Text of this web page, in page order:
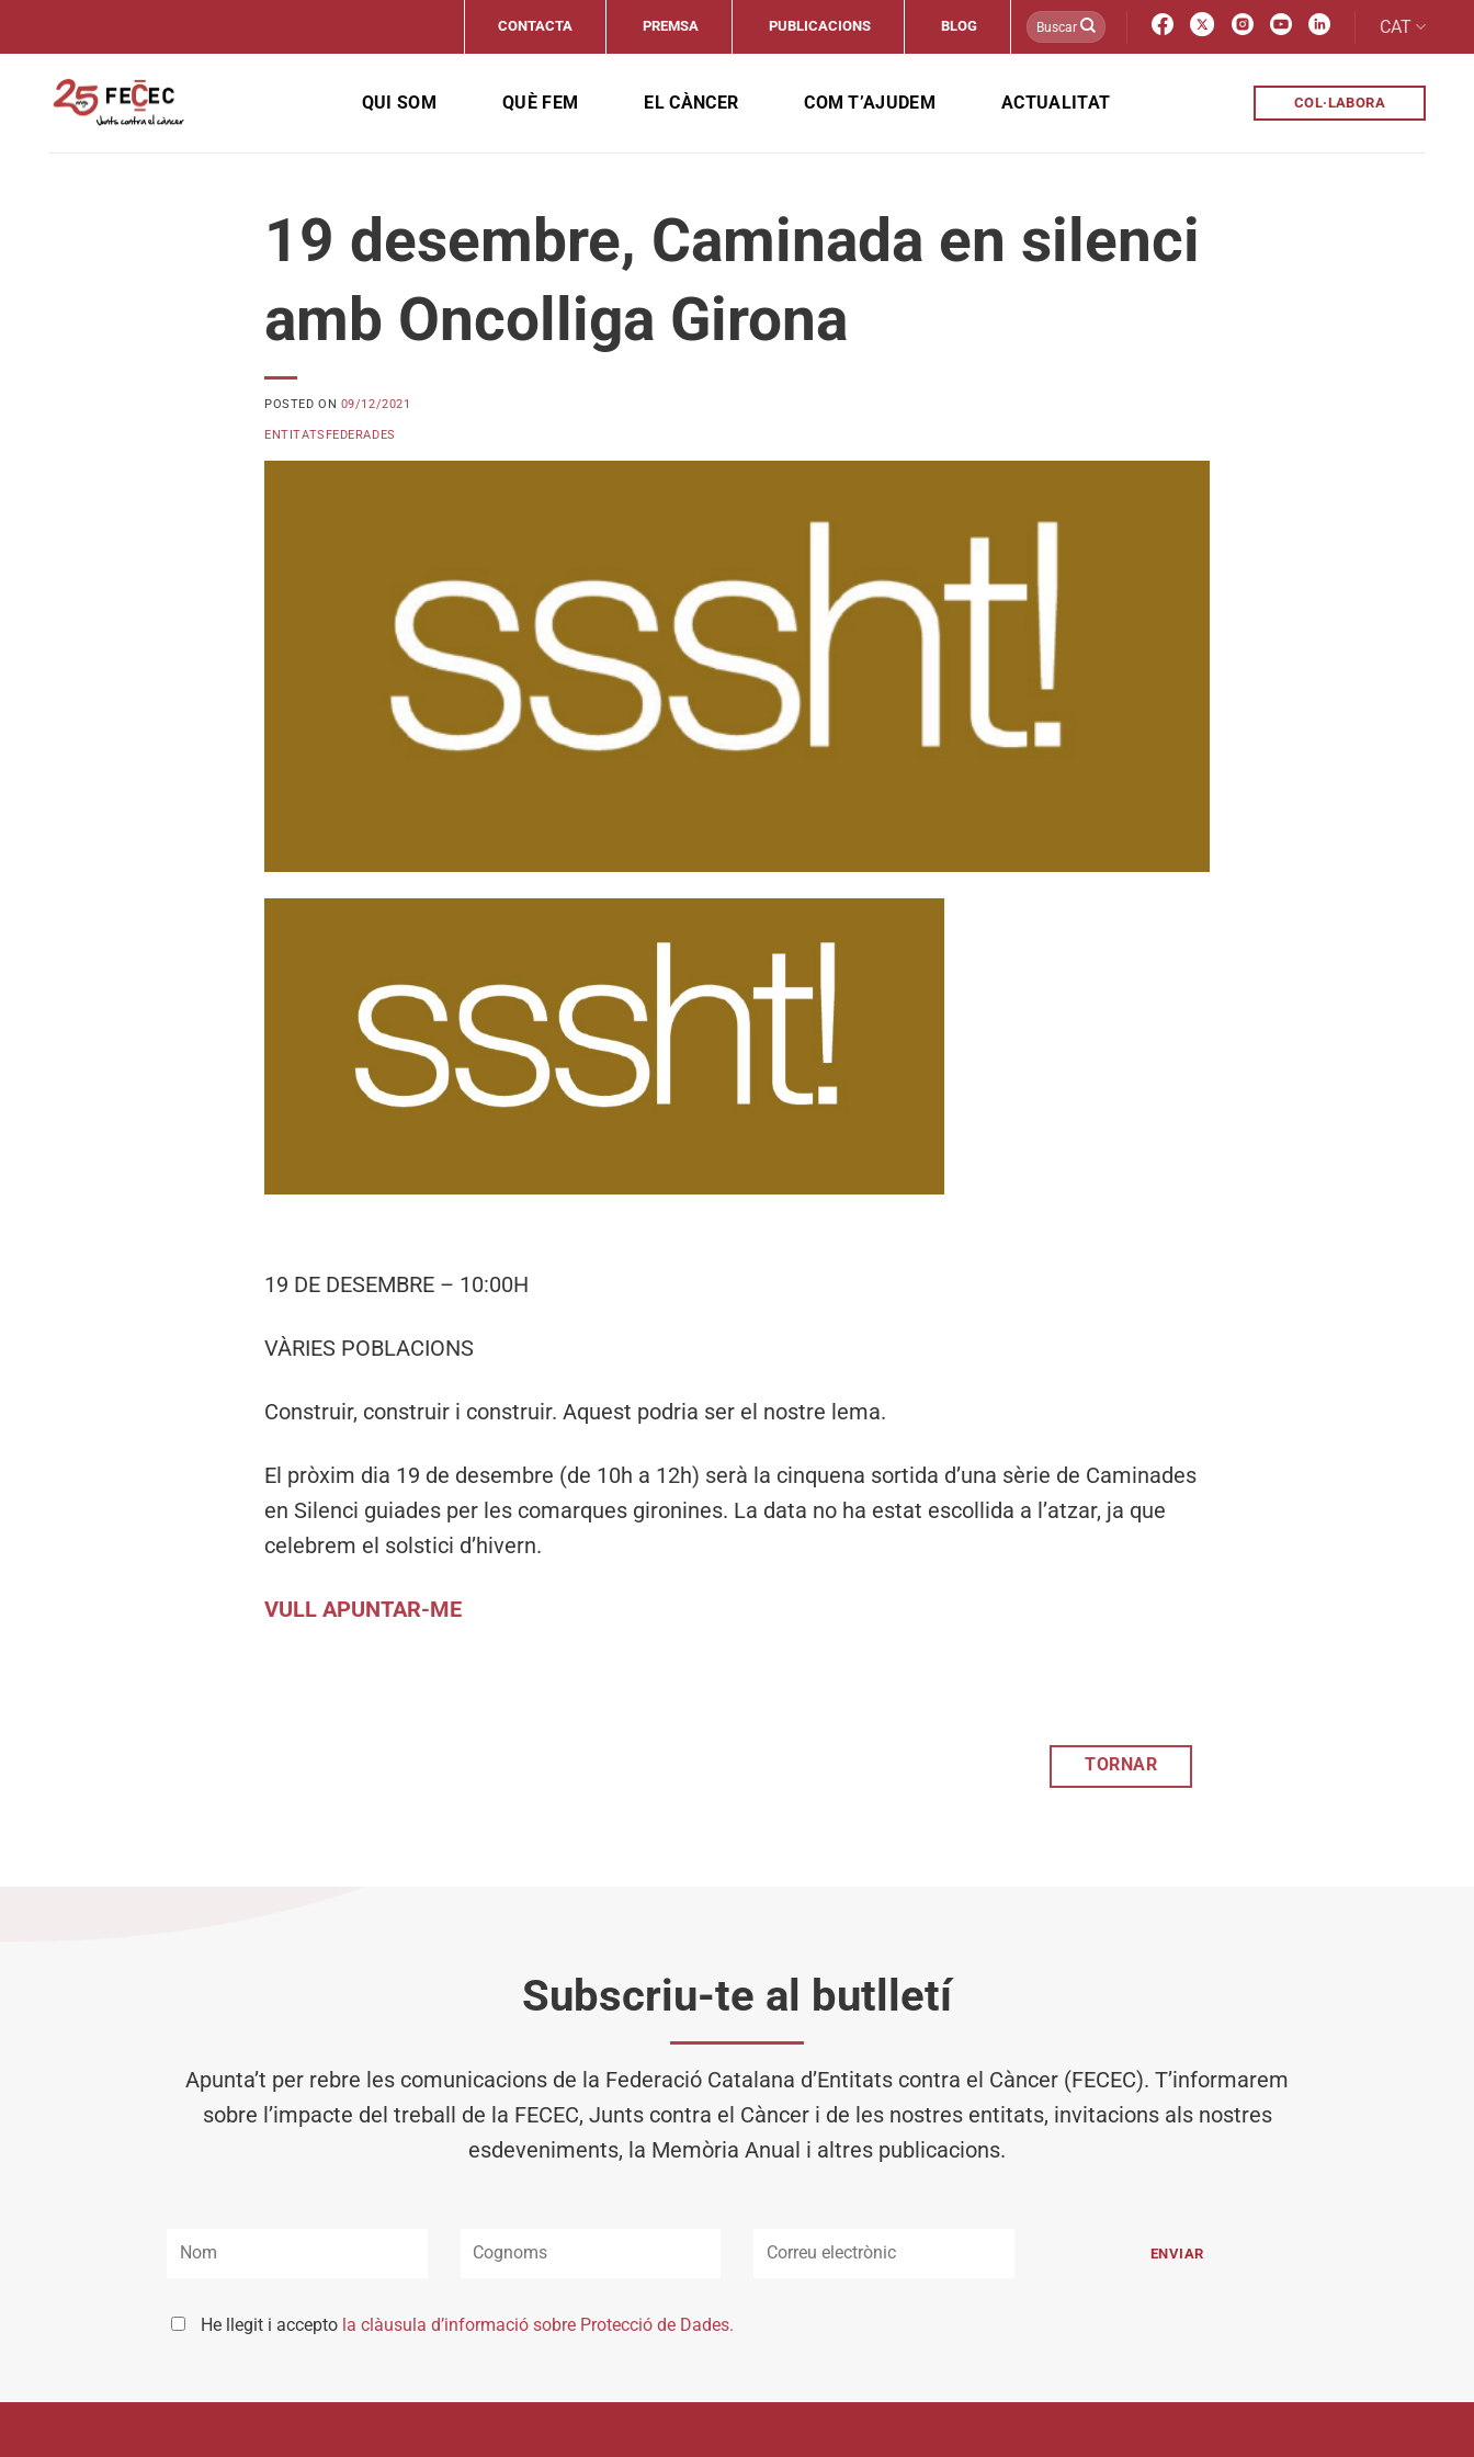
CONTACTA PREMSA PUBLICACIONS BLOG CAT
QUI SOM QUÈ FEM EL CÀNCER COM T’AJUDEM ACTUALITAT COL·LABORA
19 desembre, Caminada en silenci
amb Oncolliga Girona
POSTED ON 09/12/2021
ENTITATSFEDERADES
19 DE DESEMBRE – 10:00H
VÀRIES POBLACIONS
Construir, construir i construir. Aquest podria ser el nostre lema.
El pròxim dia 19 de desembre (de 10h a 12h) serà la cinquena sortida d’una sèrie de Caminades
en Silenci guiades per les comarques gironines. La data no ha estat escollida a l’atzar, ja que
celebrem el solstici d’hivern.
VULL APUNTAR-ME
TORNAR
Subscriu-te al butlletí
Apunta’t per rebre les comunicacions de la Federació Catalana d’Entitats contra el Càncer (FECEC). T’informarem
sobre l’impacte del treball de la FECEC, Junts contra el Càncer i de les nostres entitats, invitacions als nostres
esdeveniments, la Memòria Anual i altres publicacions.
He llegit i accepto la clàusula d’informació sobre Protecció de Dades.